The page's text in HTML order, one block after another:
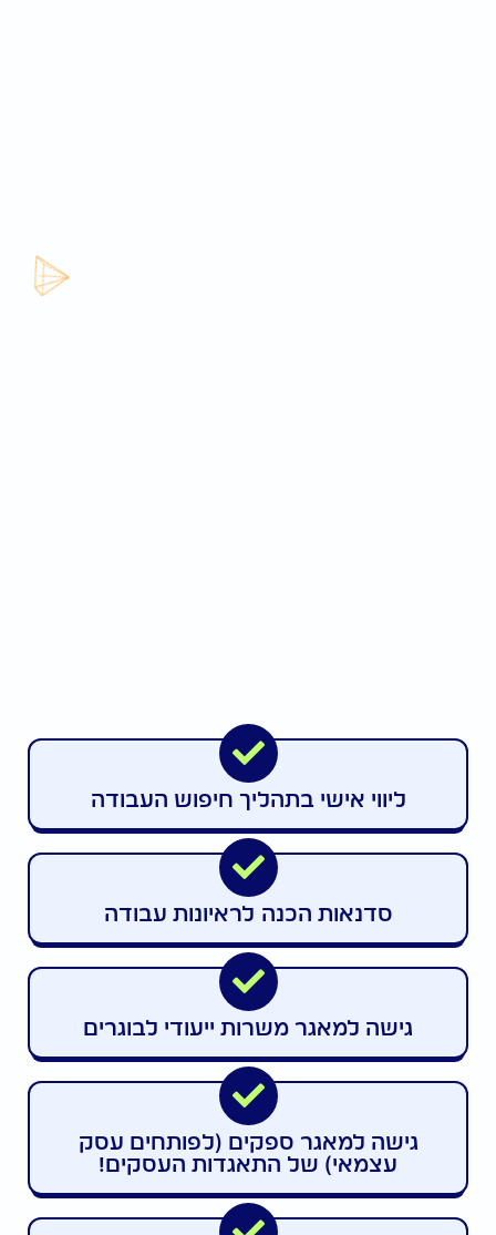
ליווי אישי בתהליך חיפוש העבודה
סדנאות הכנה לראיונות עבודה
גישה למאגר משרות ייעודי לבוגרים
גישה למאגר ספקים (לפותחים עסק
עצמאי) של התאגדות העסקים!